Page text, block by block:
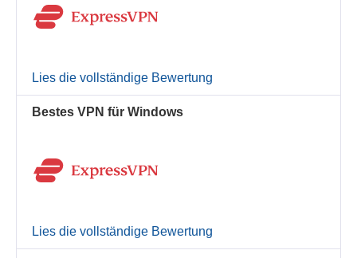
Lies die vollständige Bewertung
Bestes VPN für Windows
Lies die vollständige Bewertung